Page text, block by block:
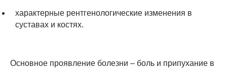
характерные рентгенологические изменения в
суставах и костях.
Основное проявление болезни – боль и припухание в